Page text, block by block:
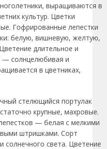
выращиваются в
культур. Цветки
Гофрированные лепестки
белую, вишневую, желтую,
длительное и
— солнцелюбивая и
в цветниках,
стелющийся портулак
крупные, махровые.
— белая с мелкими
штришками. Сорт
солнечного света. Цветение